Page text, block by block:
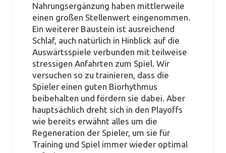
Nahrungsergänzung haben mittlerweile
einen großen Stellenwert eingenommen.
Ein weiterer Baustein ist ausreichend
Schlaf, auch natürlich in Hinblick auf die
Auswärtsspiele verbunden mit teilweise
stressigen Anfahrten zum Spiel. Wir
versuchen so zu trainieren, dass die
Spieler einen guten Biorhythmus
beibehalten und fördern sie dabei. Aber
hauptsächlich dreht sich in den Playoffs
wie bereits erwähnt alles um die
Regeneration der Spieler, um sie für
Training und Spiel immer wieder optimal